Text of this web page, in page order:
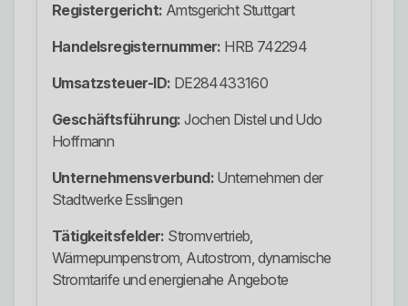
Registergericht: Amtsgericht Stuttgart
Handelsregisternummer: HRB 742294
Umsatzsteuer-ID: DE284433160
Geschäftsführung: Jochen Distel und Udo
Hoffmann
Unternehmensverbund: Unternehmen der
Stadtwerke Esslingen
Tätigkeitsfelder: Stromvertrieb,
Wärmepumpenstrom, Autostrom, dynamische
Stromtarife und energienahe Angebote